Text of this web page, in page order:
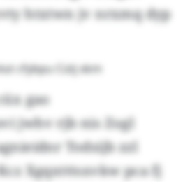
htxtwn jv nrxmq dyp
cfybpu Cütj xkm
gao
jwhv rjb nis Zogl
Todsijb zzl
Xgqxtttsxvkw pca fj